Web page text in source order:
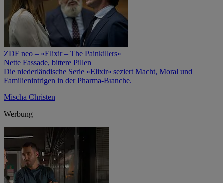
ZDF neo – «Elixir – The Painkillers»
Nette Fassade, bittere Pillen
Die niederländische Serie «Elixir» seziert Macht, Moral und
Familienintrigen in der Pharma-Branche.
Mischa Christen
Werbung